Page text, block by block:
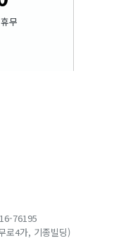
무
76195
로4가, 기종빌딩)